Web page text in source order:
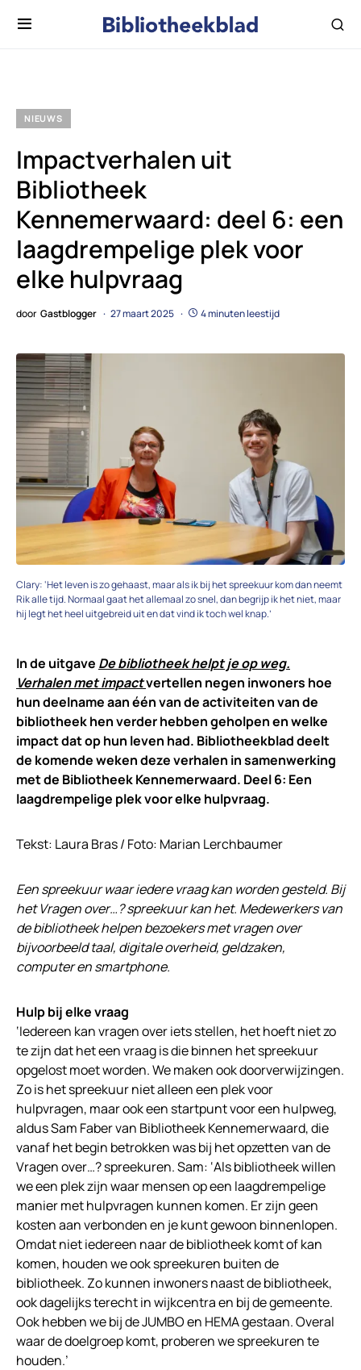
NIEUWS
Impactverhalen uit
Bibliotheek
Kennemerwaard: deel 6: een
laagdrempelige plek voor
elke hulpvraag
door Gastblogger 27 maart 2025 4 minuten leestijd
Clary: ‘Het leven is zo gehaast, maar als ik bij het spreekuur kom dan neemt
Rik alle tijd. Normaal gaat het allemaal zo snel, dan begrijp ik het niet, maar
hij legt het heel uitgebreid uit en dat vind ik toch wel knap.’
In de uitgave De bibliotheek helpt je op weg.
Verhalen met impactvertellen negen inwoners hoe
hun deelname aan één van de activiteiten van de
bibliotheek hen verder hebben geholpen en welke
impact dat op hun leven had. Bibliotheekblad deelt
de komende weken deze verhalen in samenwerking
met de Bibliotheek Kennemerwaard. Deel 6: Een
laagdrempelige plek voor elke hulpvraag.
Tekst: Laura Bras / Foto: Marian Lerchbaumer
Een spreekuur waar iedere vraag kan worden gesteld. Bij
het Vragen over…? spreekuur kan het. Medewerkers van
de bibliotheek helpen bezoekers met vragen over
bijvoorbeeld taal, digitale overheid, geldzaken,
computer en smartphone.
Hulp bij elke vraag
‘Iedereen kan vragen over iets stellen, het hoeft niet zo
te zijn dat het een vraag is die binnen het spreekuur
opgelost moet worden. We maken ook doorverwijzingen.
Zo is het spreekuur niet alleen een plek voor
hulpvragen, maar ook een startpunt voor een hulpweg,
aldus Sam Faber van Bibliotheek Kennemerwaard, die
vanaf het begin betrokken was bij het opzetten van de
Vragen over…? spreekuren. Sam: ‘Als bibliotheek willen
we een plek zijn waar mensen op een laagdrempelige
manier met hulpvragen kunnen komen. Er zijn geen
kosten aan verbonden en je kunt gewoon binnenlopen.
Omdat niet iedereen naar de bibliotheek komt of kan
komen, houden we ook spreekuren buiten de
bibliotheek. Zo kunnen inwoners naast de bibliotheek,
ook dagelijks terecht in wijkcentra en bij de gemeente.
Ook hebben we bij de JUMBO en HEMA gestaan. Overal
waar de doelgroep komt, proberen we spreekuren te
houden.’